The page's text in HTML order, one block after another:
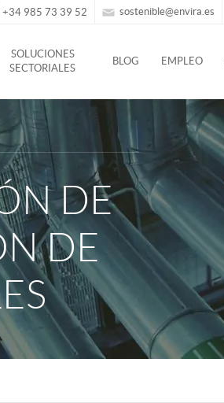
sostenible@envira.es
+34 985 73 39 52
SOLUCIONES
SECTORIALES
BLOG EMPLEO
DE
DE